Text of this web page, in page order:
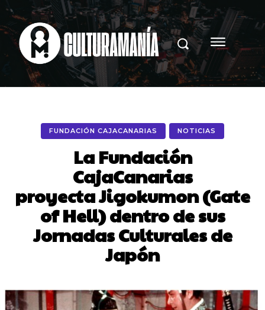
FUNDACIÓN CAJACANARIAS NOTICIAS
La Fundación
CajaCanarias
proyecta Jigokumon (Gate
of Hell) dentro de sus
Jornadas Culturales de
Japón